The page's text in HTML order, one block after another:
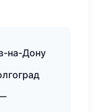
на-Дону